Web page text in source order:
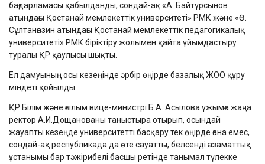
бағдарламасы қабылданды, сондай-ақ «А. Байтұрсынов
атындағы Қостанай мемлекеттік университеті» РМК және «Ө.
Сұлтанғазин атындағы Қостанай мемлекеттік педагогикалық
университеті» РМК біріктіру жолымен қайта ұйымдастыру
туралы ҚР қаулысы шықты.
Ел дамуының осы кезеңінде әрбір өңірде базалық ЖОО құру
міндеті қойылды.
ҚР Білім және ғылым вице-министрі Б.А. Асылова ұжымға жаңа
ректор А.И.Дощанованы таныстыра отырып, осындай
жауапты кезеңде университетті басқару тек өңірде ғана емес,
сондай-ақ республикада да өте сауатты, белсенді азаматтық
ұстанымы бар тәжірибелі басшы ретінде танымал түлекке